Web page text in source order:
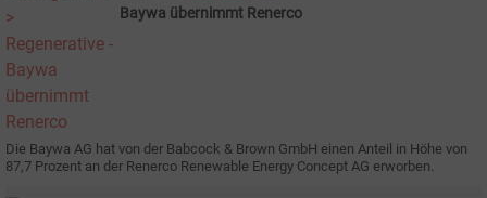
Baywa übernimmt Renerco
Die Baywa AG hat von der Babcock & Brown GmbH einen Anteil in Höhe von
87,7 Prozent an der Renerco Renewable Energy Concept AG erworben.